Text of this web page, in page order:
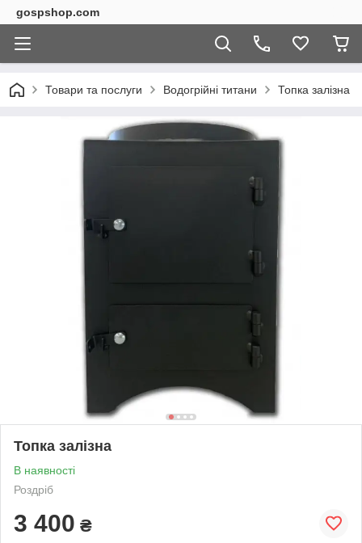
gospshop.com
Товари та послуги Водогрійні титани Топка залізна
Топка залізна
В наявності
Роздріб
3 400 ₴